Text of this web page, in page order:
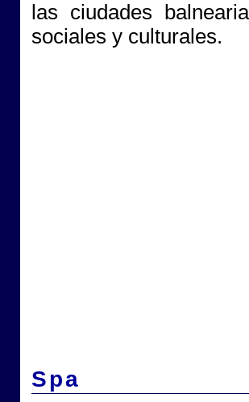
las ciudades
sociales y culturales.
Spa